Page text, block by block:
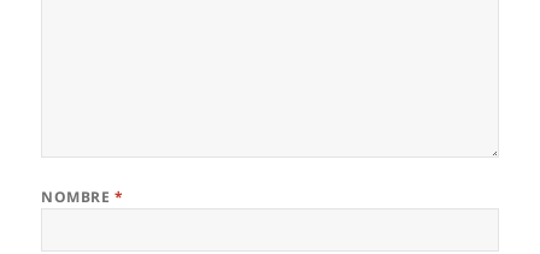
NOMBRE *